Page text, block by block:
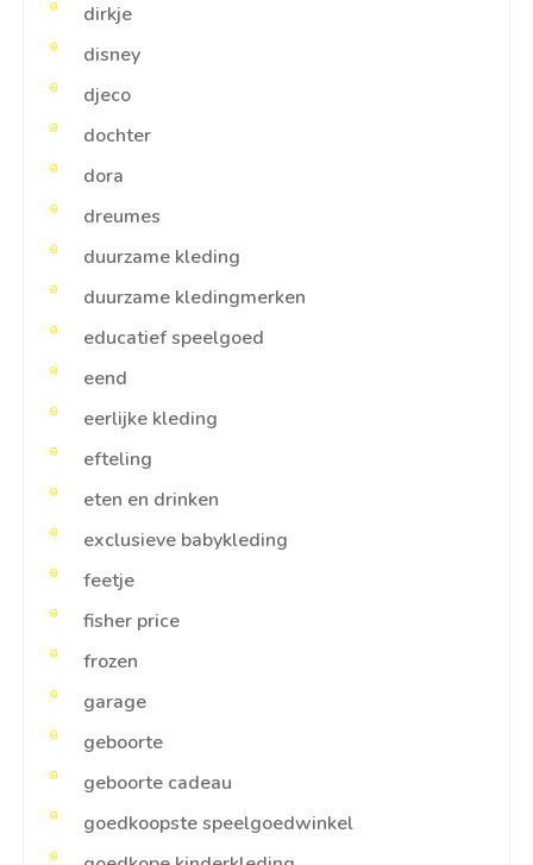
dirkje
disney
djeco
dochter
dora
dreumes
duurzame kleding
duurzame kledingmerken
educatief speelgoed
eend
eerlijke kleding
efteling
eten en drinken
exclusieve babykleding
feetje
fisher price
frozen
garage
geboorte
geboorte cadeau
goedkoopste speelgoedwinkel